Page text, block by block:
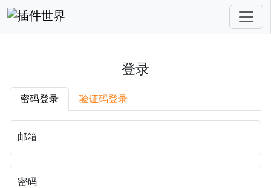
登录
密码登录 验证码登录
邮箱
密码